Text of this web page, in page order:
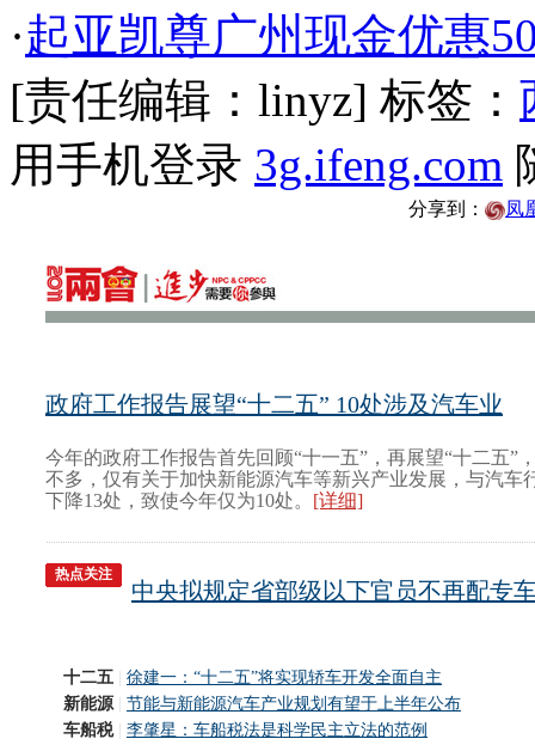
·起亚凯尊广州现金优惠
[责任编辑：linyz] 标签：
用手机登录 3g.ifeng.com
分享到： 凤
政府工作报告展望“十二五” 10处涉及汽车业
今年的政府工作报告首先回顾“十一五”，再展望“十二五”
不多，仅有关于加快新能源汽车等新兴产业发展，与汽车
下降13处，致使今年仅为10处。 [详细]
热点关注
中央拟规定省部级以下官员不再配专
十二五 | 徐建一：“十二五”将实现轿车开发全面自主
新能源 | 节能与新能源汽车产业规划有望于上半年公布
车船税| 李肇星：车船税法是科学民主立法的范例